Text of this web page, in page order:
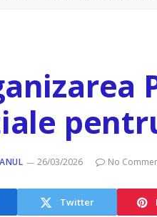
26/03/2026 No
Twitter